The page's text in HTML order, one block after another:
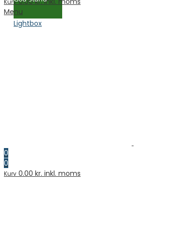
Kurv
Menu
0
0
Kurv 0.00 kr. inkl. moms
Lightbox